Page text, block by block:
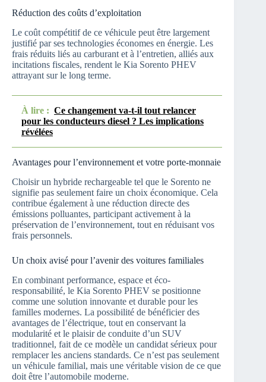
Réduction des coûts d’exploitation
Le coût compétitif de ce véhicule peut être largement
justifié par ses technologies économes en énergie. Les
frais réduits liés au carburant et à l’entretien, alliés aux
incitations fiscales, rendent le Kia Sorento PHEV
attrayant sur le long terme.
À lire : Ce changement va-t-il tout relancer
pour les conducteurs diesel ? Les implications
révélées
Avantages pour l’environnement et votre porte-monnaie
Choisir un hybride rechargeable tel que le Sorento ne
signifie pas seulement faire un choix économique. Cela
contribue également à une réduction directe des
émissions polluantes, participant activement à la
préservation de l’environnement, tout en réduisant vos
frais personnels.
Un choix avisé pour l’avenir des voitures familiales
En combinant performance, espace et éco-
responsabilité, le Kia Sorento PHEV se positionne
comme une solution innovante et durable pour les
familles modernes. La possibilité de bénéficier des
avantages de l’électrique, tout en conservant la
modularité et le plaisir de conduite d’un SUV
traditionnel, fait de ce modèle un candidat sérieux pour
remplacer les anciens standards. Ce n’est pas seulement
un véhicule familial, mais une véritable vision de ce que
doit être l’automobile moderne.